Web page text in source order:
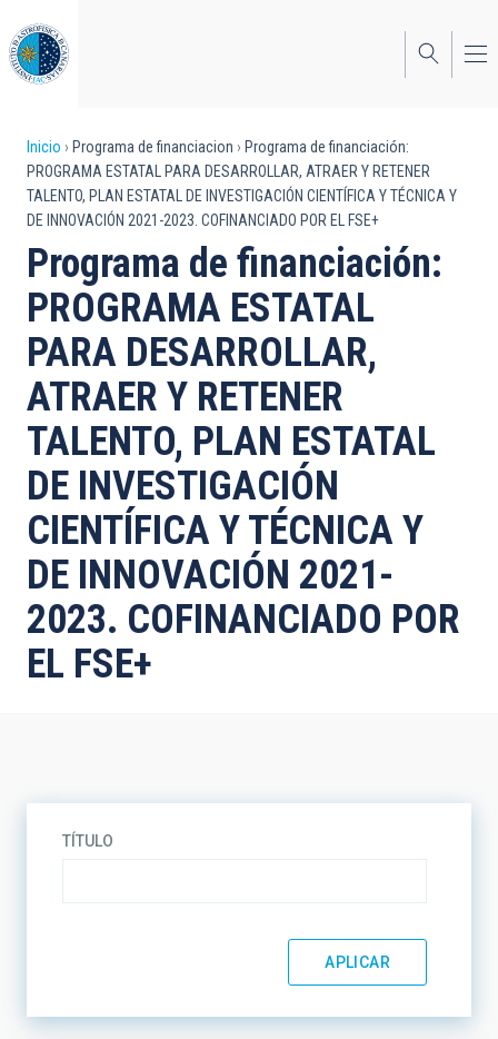
al
contenido
principal
Sobrescribir
enlaces
de
ayuda
a
la
navegación
Inicio Programa de financiacion
Programa de financiación:
PROGRAMA ESTATAL PARA DESARROLLAR, ATRAER Y RETENER
TALENTO, PLAN ESTATAL DE INVESTIGACIÓN CIENTÍFICA Y TÉCNICA Y
DE INNOVACIÓN 2021-2023. COFINANCIADO POR EL FSE+
Programa de financiación:
PROGRAMA ESTATAL
PARA DESARROLLAR,
ATRAER Y RETENER
TALENTO, PLAN ESTATAL
DE INVESTIGACIÓN
CIENTÍFICA Y TÉCNICA Y
DE INNOVACIÓN 2021-
2023. COFINANCIADO POR
EL FSE+
TÍTULO